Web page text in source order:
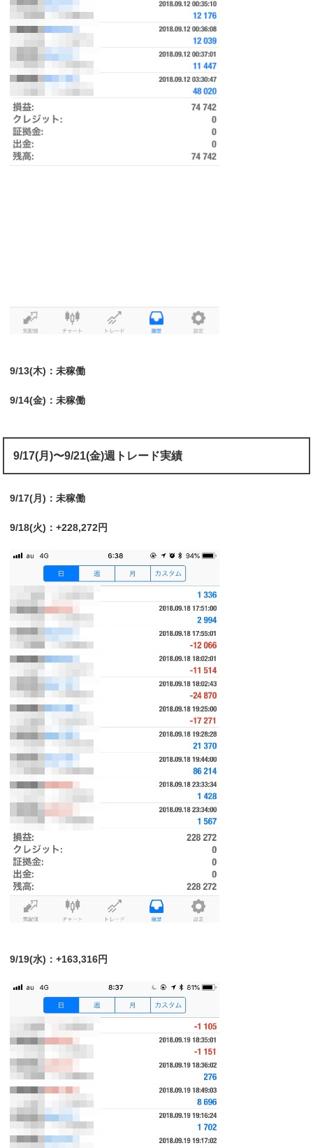
9/13(木)：未稼働
9/14(金)：未稼働
9/17(月)〜9/21(金)週トレード実績
9/17(月)：未稼働
9/18(火)：+228,272円
9/19(水)：+163,316円